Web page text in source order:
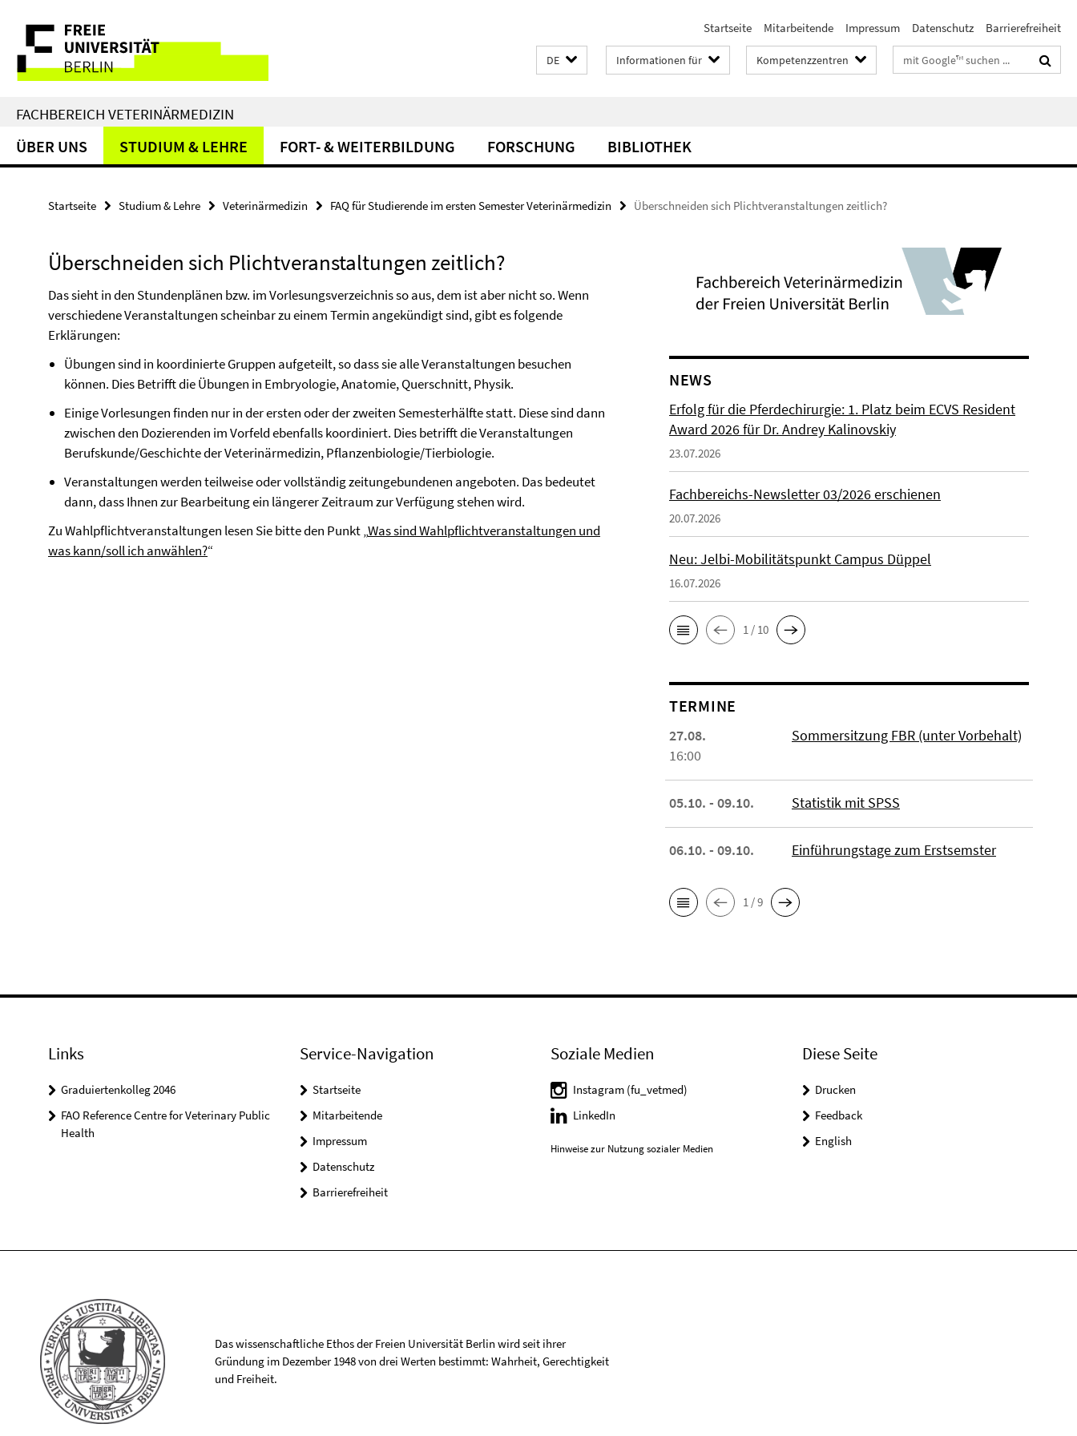
direkt
Inhalt
Service-
Navigation
Startseite Mitarbeitende Impressum Datenschutz Barrierefreiheit
DE Informationen für Kompetenzzentren Suchbegriffe
FACHBEREICH VETERINÄRMEDIZIN
ÜBER UNS STUDIUM & LEHRE FORT- & WEITERBILDUNG FORSCHUNG BIBLIOTHEK
Startseite Studium & Lehre Veterinärmedizin FAQ für Studierende im ersten Semester Veterinärmedizin Überschneiden sich Plichtveranstaltungen zeitlich?
Überschneiden sich Plichtveranstaltungen zeitlich?
Das sieht in den Stundenplänen bzw. im Vorlesungsverzeichnis so aus, dem ist aber nicht so. Wenn
verschiedene Veranstaltungen scheinbar zu einem Termin angekündigt sind, gibt es folgende
Erklärungen:
Übungen sind in koordinierte Gruppen aufgeteilt, so dass sie alle Veranstaltungen besuchen
können. Dies Betrifft die Übungen in Embryologie, Anatomie, Querschnitt, Physik.
Einige Vorlesungen finden nur in der ersten oder der zweiten Semesterhälfte statt. Diese sind dann
zwischen den Dozierenden im Vorfeld ebenfalls koordiniert. Dies betrifft die Veranstaltungen
Berufskunde/Geschichte der Veterinärmedizin, Pflanzenbiologie/Tierbiologie.
Veranstaltungen werden teilweise oder vollständig zeitungebundenen angeboten. Das bedeutet
dann, dass Ihnen zur Bearbeitung ein längerer Zeitraum zur Verfügung stehen wird.
Zu Wahlpflichtveranstaltungen lesen Sie bitte den Punkt „Was sind Wahlpflichtveranstaltungen und
was kann/soll ich anwählen?“
NEWS
Erfolg für die Pferdechirurgie: 1. Platz beim ECVS Resident
Award 2026 für Dr. Andrey Kalinovskiy
23.07.2026
Fachbereichs-Newsletter 03/2026 erschienen
20.07.2026
Neu: Jelbi-Mobilitätspunkt Campus Düppel
16.07.2026
1 / 10
TERMINE
27.08.
16:00
Sommersitzung FBR (unter Vorbehalt)
05.10. - 09.10. Statistik mit SPSS
06.10. - 09.10. Einführungstage zum Erstsemster
1 / 9
Links
Graduiertenkolleg 2046
FAO Reference Centre for Veterinary Public
Health
Service-Navigation
Startseite
Mitarbeitende
Impressum
Datenschutz
Barrierefreiheit
Soziale Medien
Instagram (fu_vetmed)
LinkedIn
Hinweise zur Nutzung sozialer Medien
Diese Seite
Drucken
Feedback
English
Das wissenschaftliche Ethos der Freien Universität Berlin wird seit ihrer
Gründung im Dezember 1948 von drei Werten bestimmt: Wahrheit, Gerechtigkeit
und Freiheit.